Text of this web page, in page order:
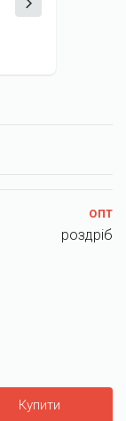
опт
роздріб
Купити